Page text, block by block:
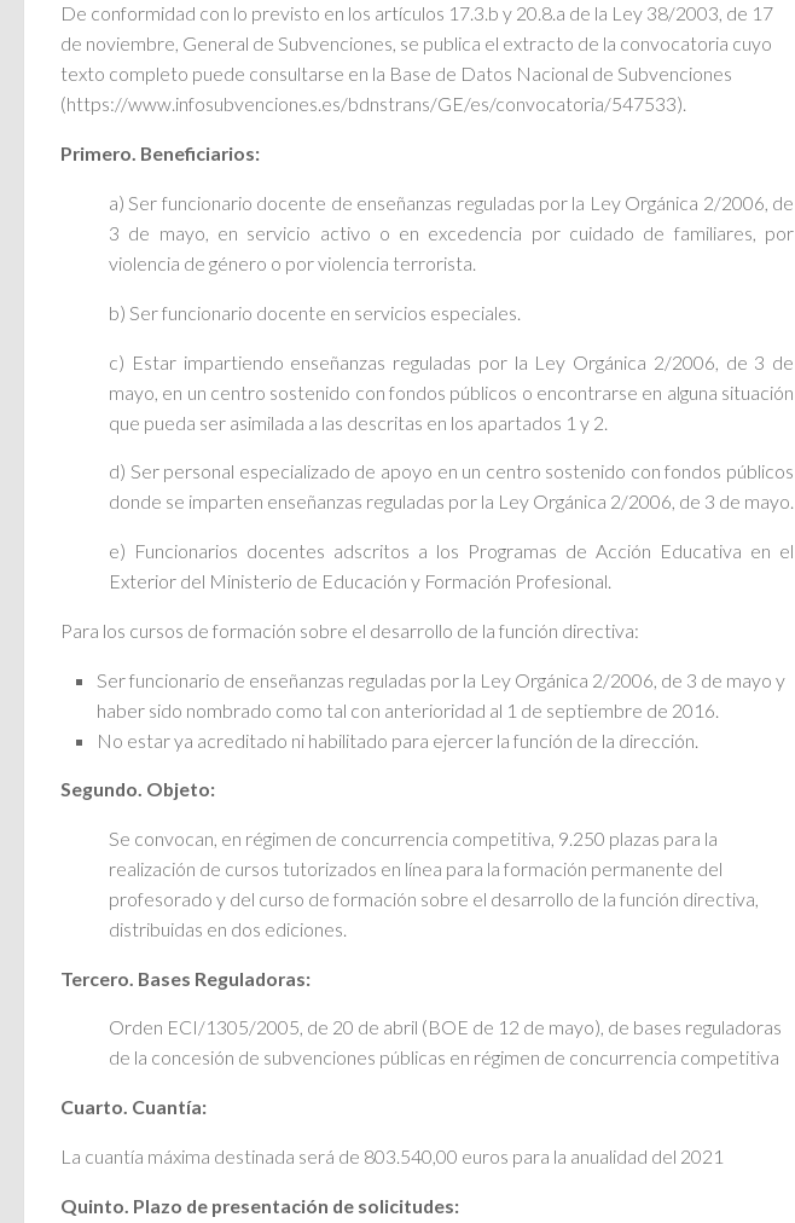
De conformidad con lo previsto en los artículos 17.3.b y 20.8.a de la Ley 38/2003, de 17
de noviembre, General de Subvenciones, se publica el extracto de la convocatoria cuyo
texto completo puede consultarse en la Base de Datos Nacional de Subvenciones
(https://www.infosubvenciones.es/bdnstrans/GE/es/convocatoria/547533).
Primero. Beneficiarios:
a) Ser funcionario docente de enseñanzas reguladas por la Ley Orgánica 2/2006, de
3 de mayo, en servicio activo o en excedencia por cuidado de familiares, por
violencia de género o por violencia terrorista.
b) Ser funcionario docente en servicios especiales.
c) Estar impartiendo enseñanzas reguladas por la Ley Orgánica 2/2006, de 3 de
mayo, en un centro sostenido con fondos públicos o encontrarse en alguna situación
que pueda ser asimilada a las descritas en los apartados 1 y 2.
d) Ser personal especializado de apoyo en un centro sostenido con fondos públicos
donde se imparten enseñanzas reguladas por la Ley Orgánica 2/2006, de 3 de mayo.
e) Funcionarios docentes adscritos a los Programas de Acción Educativa en el
Exterior del Ministerio de Educación y Formación Profesional.
Para los cursos de formación sobre el desarrollo de la función directiva:
Ser funcionario de enseñanzas reguladas por la Ley Orgánica 2/2006, de 3 de mayo y
haber sido nombrado como tal con anterioridad al 1 de septiembre de 2016.
No estar ya acreditado ni habilitado para ejercer la función de la dirección.
Segundo. Objeto:
Se convocan, en régimen de concurrencia competitiva, 9.250 plazas para la
realización de cursos tutorizados en línea para la formación permanente del
profesorado y del curso de formación sobre el desarrollo de la función directiva,
distribuidas en dos ediciones.
Tercero. Bases Reguladoras:
Orden ECI/1305/2005, de 20 de abril (BOE de 12 de mayo), de bases reguladoras
de la concesión de subvenciones públicas en régimen de concurrencia competitiva
Cuarto. Cuantía:
La cuantía máxima destinada será de 803.540,00 euros para la anualidad del 2021
Quinto. Plazo de presentación de solicitudes: